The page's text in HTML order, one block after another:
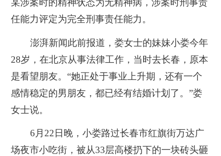
某涉案时的精神状态为无精神病，涉案时刑事责
任能力评定为完全刑事责任能力。
澎湃新闻此前报道，娄女士的妹妹小娄今年
28岁，在北京从事法律工作，当时去长春，原本
是看望朋友。“她正处于事业上升期，还有一个
感情稳定的男朋友，都已经有结婚计划了。”娄
女士说。
6月22日晚，小娄路过长春市红旗街万达广
场夜市小吃街，被从33层高楼扔下的一块砖头砸